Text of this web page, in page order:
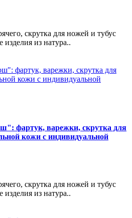
скрутка для ножей и тубус
изделия из натура..
фартук, варежки, скрутка для
кожи с индивидуальной
скрутка для ножей и тубус
изделия из натура..